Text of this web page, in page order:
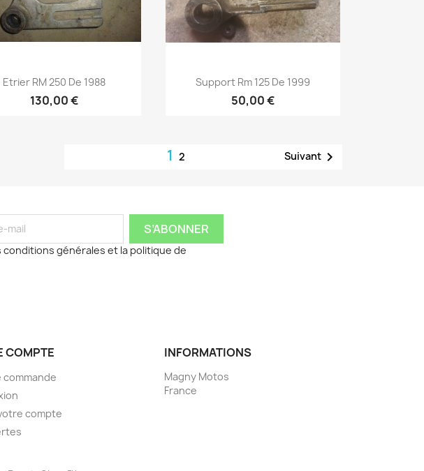
Aperçu rapide
Etrier RM 250 De 1988
130,00 €
Aperçu rapide
Support Rm 125 De 1999
50,00 €
1 2 Suivant
conditions générales et la politique de
COMPTE
commande
compte
INFORMATIONS
Magny Motos
France